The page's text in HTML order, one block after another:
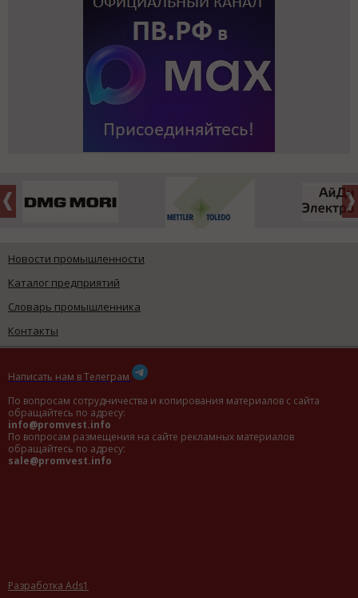
Новости промышленности
Каталог предприятий
Словарь промышленника
Контакты
Написать нам в Телеграм
По вопросам сотрудничества и копирования материалов с сайта
обращайтесь по адресу:
info@promvest.info
По вопросам размещения на сайте рекламных материалов
обращайтесь по адресу:
sale@promvest.info
Разработка Ads1